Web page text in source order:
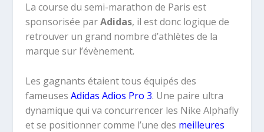
La course du semi-marathon de Paris est
sponsorisée parAdidas, il est donc logique de
retrouver un grand nombre d’athlètes de la
marque sur l’évènement.
Les gagnants étaient tous équipés des
fameuses Adidas Adios Pro 3. Une paire ultra
dynamique qui va concurrencer les Nike Alphafly
et se positionner comme l’une des meilleures